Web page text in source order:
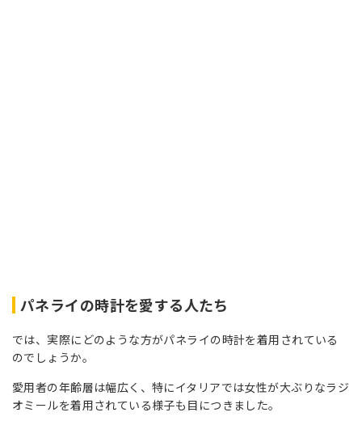
パネライの時計を愛する人たち
では、実際にどのような方がパネライの時計を着用されている
のでしょうか。
愛用者の年齢層は幅広く、特にイタリアでは女性が大ぶりなラジ
オミールを着用されている様子も目につきました。